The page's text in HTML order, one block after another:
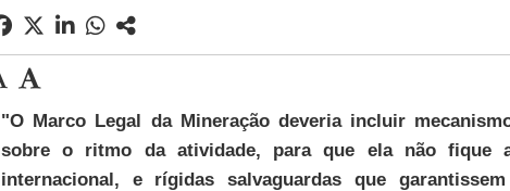
"O Marco Legal da Mineração deveria incluir
sobre o ritmo da atividade, para que ela não fique
internacional, e rígidas salvaguardas que